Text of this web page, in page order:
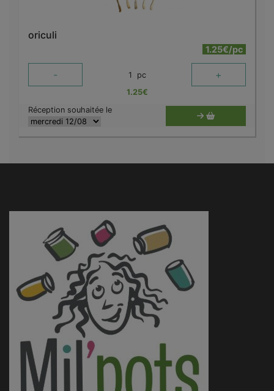
oriculi
1.25€/pc
- 1 pc +
1.25€
Réception souhaitée le